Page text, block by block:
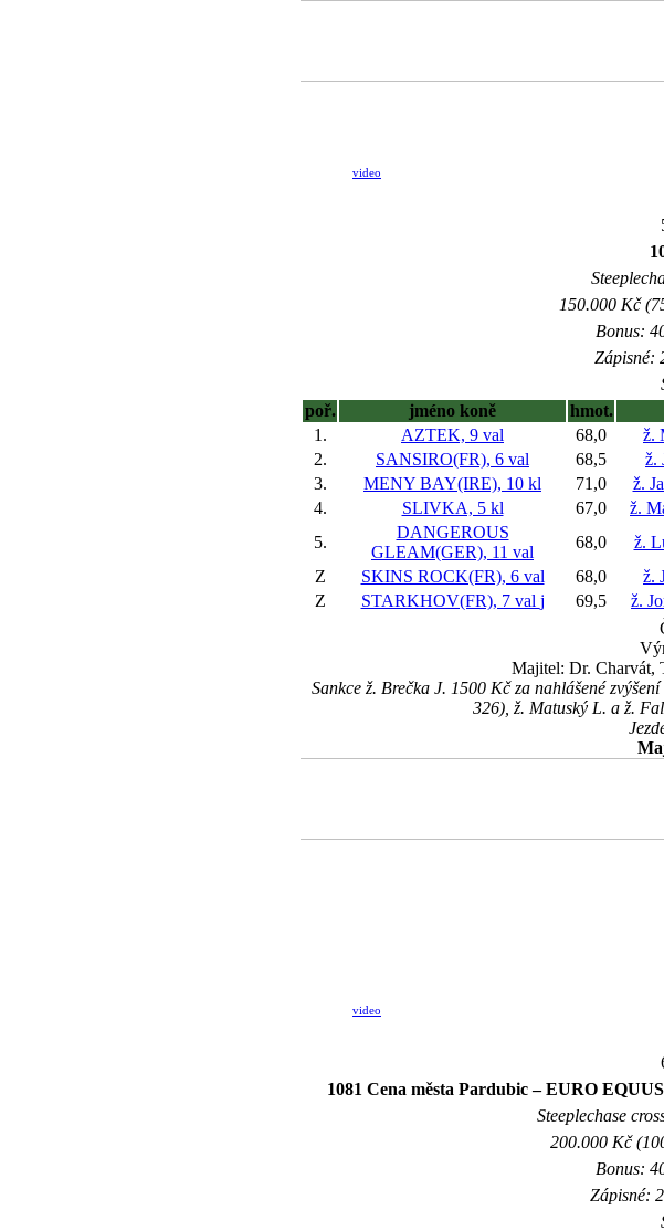
video
150.000 Kč
Bonus:
Zápisné:
poř.
jméno koně hmot.
1.
AZTEK, 9 val 68,0 ž.
2.
SANSIRO(FR), 6 val 68,5 ž.
3.
MENY BAY(IRE), 10 kl 71,0 ž.
4.
SLIVKA, 5 kl 67,0 ž.
5.
DANGEROUS
GLEAM(GER), 11 val
68,0 ž.
Z
SKINS ROCK(FR), 6 val 68,0 ž.
Z
STARKHOV(FR), 7 val j 69,5 ž.
Majitel: Dr. Charvát,
Sankce ž. Brečka J. 1500 Kč za nahlášené
326), ž. Matuský L. a ž.
video
1081 Cena města Pardubic – EURO
Steeplechase
200.000 Kč
Bonus:
Zápisné: